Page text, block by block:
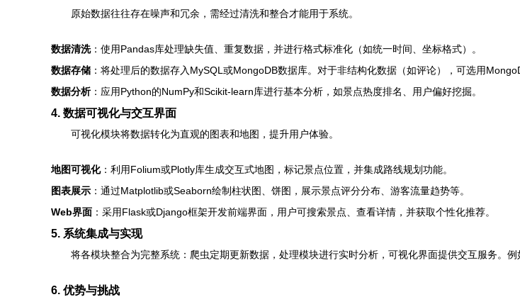
原始数据往往存在噪声和冗余，需经过清洗和整合才能用于系统。
数据清洗：使用Pandas库处理缺失值、重复数据，并进行格式标准化（如统一时间、坐标格式）。
数据存储 ：将处理后的数据存入MySQL或MongoDB数据库。对于非结构化数据（如评论），可选用
数据分析：应用Python的NumPy和Scikit-learn库进行基本分析，如景点热度排名、用户偏好挖掘。
4. 数据可视化与交互界面
可视化模块将数据转化为直观的图表和地图，提升用户体验。
地图可视化：利用Folium或Plotly库生成交互式地图，标记景点位置，并集成路线规划功能。
图表展示 ：通过Matplotlib或Seaborn绘制柱状图、饼图，展示景点评分分布、游客流量趋势等。
Web界面 ：采用Flask或Django框架开发前端界面，用户可搜索景点、查看详情，并获取个性化推荐。
5. 系统集成与实现
将各模块整合为完整系统：爬虫定期更新数据，处理模块进行实时分析，可视化界面提供交互服务。
6. 优势与挑战